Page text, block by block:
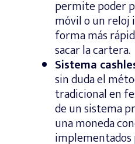
permite poder
móvil o un
forma más
sacar la cartera.
Sistema
sin duda el
tradicional en
de un sistema
una moneda
implementados